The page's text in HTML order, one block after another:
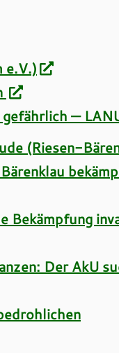
e.V.)
gefährlich —
(Riesen-
Bekämpfung
Der AkU